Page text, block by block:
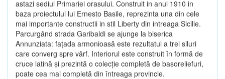
astazi sediul Primariei orasului. Construit in anul 1910 in
baza proiectului lui Ernesto Basile, reprezinta una din cele
mai importante constructii in stil Liberty din intreaga Sicilie.
Parcurgând strada Garibaldi se ajunge la biserica
Annunziata: faţada armonioasă este rezultatul a trei siluri
care converg spre vârf. Interiorul este construit în formă de
cruce latină şi prezintă o colecţie completă de basoreliefuri,
poate cea mai completă din întreaga provincie.